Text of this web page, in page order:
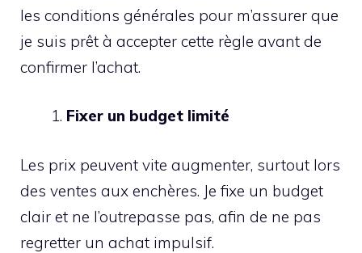
les conditions générales pour m’assurer que
je suis prêt à accepter cette règle avant de
confirmer l’achat.
Fixer un budget limité
Les prix peuvent vite augmenter, surtout lors
des ventes aux enchères. Je fixe un budget
clair et ne l’outrepasse pas, afin de ne pas
regretter un achat impulsif.